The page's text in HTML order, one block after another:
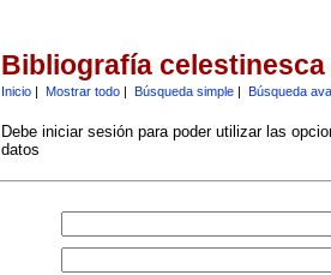
Bibliografía celestinesca
Inicio| Mostrar todo| Búsqueda simple| Búsqueda
Debe iniciar sesión para poder utilizar las
datos